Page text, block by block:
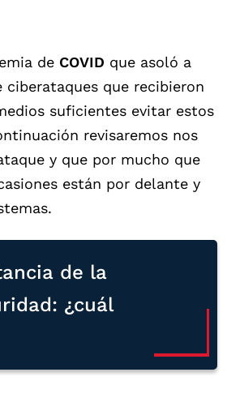
de COVID que asoló a
que recibieron
suficientes evitar estos
revisaremos nos
y que por mucho que
están por delante y
de la
¿cuál